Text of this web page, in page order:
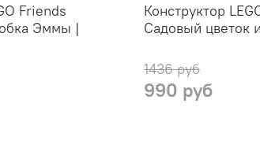
Friends
Эммы |
Конструктор
Садовый цветок
1436 руб
990 руб